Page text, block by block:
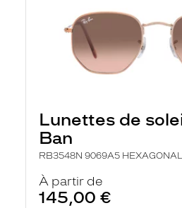
Lunettes de
Ban
RB3548N 9069A5 HEXAGONAL
À partir de
145,00 €